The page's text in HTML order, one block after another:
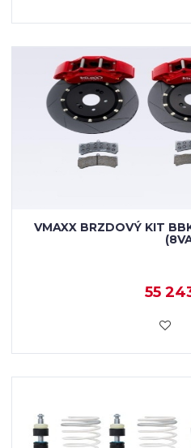
VMAXX BRZDOVÝ KIT
55